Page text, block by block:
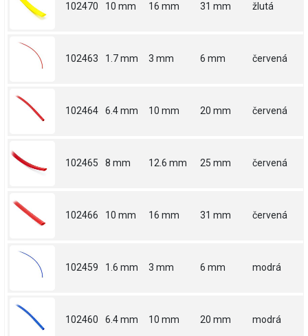
102470 10 mm 16 mm 31 mm žlutá
102463 1.7 mm 3 mm 6 mm červená
102464 6.4 mm 10 mm 20 mm červená
102465 8 mm 12.6 mm 25 mm červená
102466 10 mm 16 mm 31 mm červená
102459 1.6 mm 3 mm 6 mm modrá
102460 6.4 mm 10 mm 20 mm modrá